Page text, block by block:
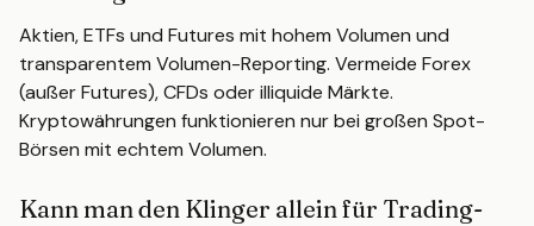
Aktien, ETFs und Futures mit hohem Volumen und
transparentem Volumen-Reporting. Vermeide Forex
(außer Futures), CFDs oder illiquide Märkte.
Kryptowährungen funktionieren nur bei großen Spot-
Börsen mit echtem Volumen.
Kann man den Klinger allein für Trading-